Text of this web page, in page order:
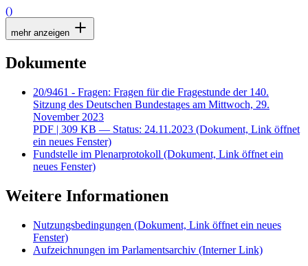
()
mehr anzeigen
Dokumente
20/9461 - Fragen: Fragen für die Fragestunde der 140.
Sitzung des Deutschen Bundestages am Mittwoch, 29.
November 2023
PDF | 309 KB — Status: 24.11.2023 (Dokument, Link öffnet
ein neues Fenster)
Fundstelle im Plenarprotokoll (Dokument, Link öffnet ein
neues Fenster)
Weitere Informationen
Nutzungsbedingungen (Dokument, Link öffnet ein neues
Fenster)
Aufzeichnungen im Parlamentsarchiv (Interner Link)